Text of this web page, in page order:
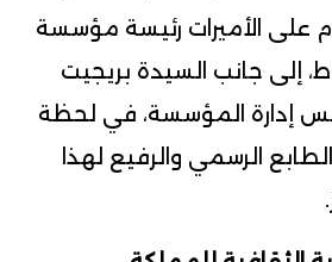
على الأميرات رئيسة مؤسسة
إلى جانب السيدة بريجيت
إدارة المؤسسة، في لحظة
الرسمي والرفيع لهذا